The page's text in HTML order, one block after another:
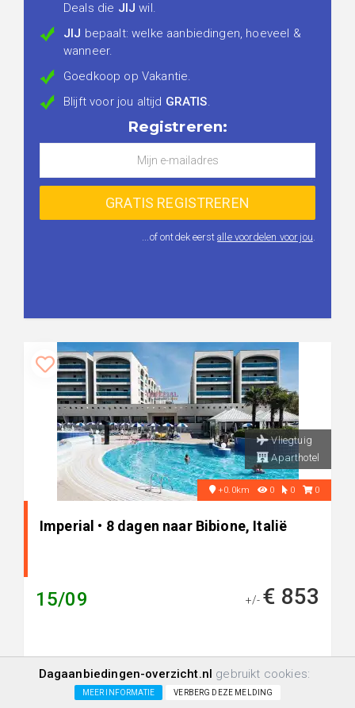
Deals die JIJ wil.
JIJ bepaalt: welke aanbiedingen, hoeveel &
wanneer.
Goedkoop op Vakantie.
Blijft voor jou altijd GRATIS.
Registreren:
...of ontdek eerstalle voordelen voor jou.
Vliegtuig
Aparthotel
+0.0km 0 0 0
Imperial • 8 dagen naar Bibione, Italië
15/09 +/- € 853
Dagaanbiedingen-overzicht.nl gebruikt cookies:
MEER INFORMATIE VERBERG DEZE MELDING